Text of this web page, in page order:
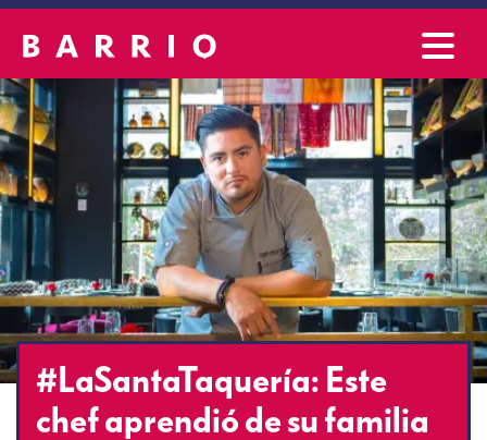
#LaSantaTaquería: Este
chef aprendió de su familia